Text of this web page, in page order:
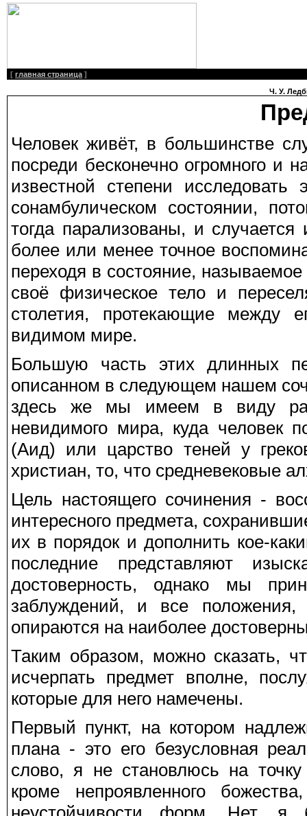
[ главная страница ]
Ч. У.
Человек живёт, в большинстве
посреди бесконечно огромного и
известной степени
сонамбулическом состоянии,
тогда парализованы, и
более или менее точное
переходя в состояние,
своё физическое тело и
столетия, протекающие между
видимом мире.
Большую часть этих длинных
описанном в следующем нашем
здесь же мы имеем в виду
невидимого мира, куда человек
(Аид) или царство теней у
христиан, то, что средневековые
Цель настоящего сочинения -
интересного предмета,
их в порядок и дополнить кое-
последние представляют
достоверность, однако мы
заблуждений, и все
опираются на наиболее
Таким образом, можно сказать,
исчерпать предмет вполне,
которые для него намечены.
Первый пункт, на котором
плана - это его безусловная
слово, я не становлюсь на
кроме непроявленного